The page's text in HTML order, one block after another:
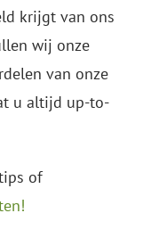
krijgt van ons
wij onze
van onze
u altijd up-to-
of